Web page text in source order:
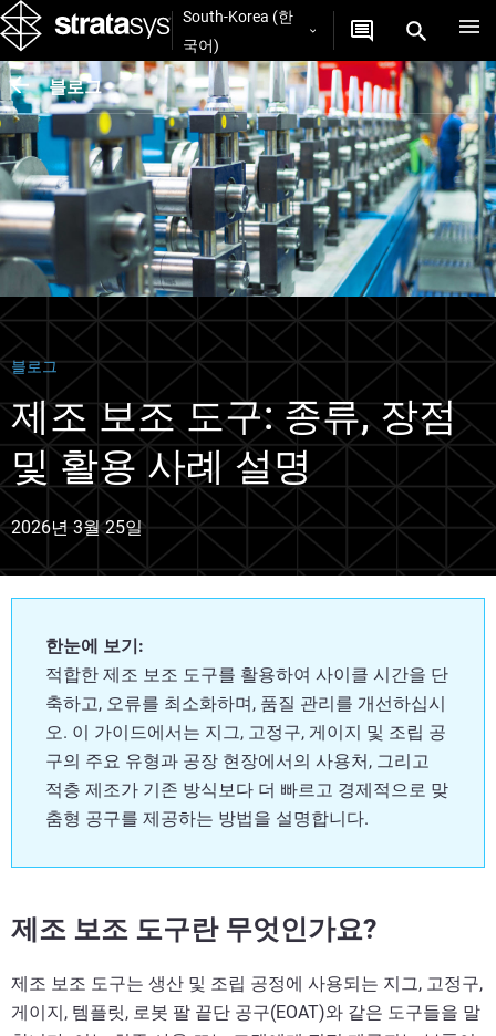
South-Korea (한
국어)
블로그
블로그
제조 보조 도구: 종류, 장점
및 활용 사례 설명
2026년 3월 25일
한눈에 보기:
적합한 제조 보조 도구를 활용하여 사이클 시간을 단
축하고, 오류를 최소화하며, 품질 관리를 개선하십시
오. 이 가이드에서는 지그, 고정구, 게이지 및 조립 공
구의 주요 유형과 공장 현장에서의 사용처, 그리고
적층 제조가 기존 방식보다 더 빠르고 경제적으로 맞
춤형 공구를 제공하는 방법을 설명합니다.
제조 보조 도구란 무엇인가요?
제조 보조 도구는 생산 및 조립 공정에 사용되는 지그, 고정구,
게이지, 템플릿, 로봇 팔 끝단 공구(EOAT)와 같은 도구들을 말